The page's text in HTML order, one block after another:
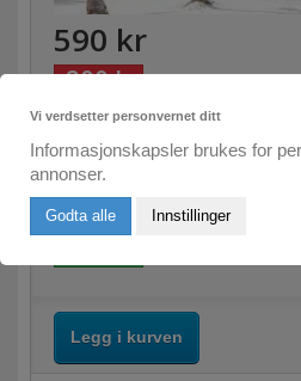
590 kr
-200 kr
Antall
Legg i kurven
Vi verdsetter personvernet ditt
Informasjonskapsler brukes for
annonser.
Godta alle Innstillinger